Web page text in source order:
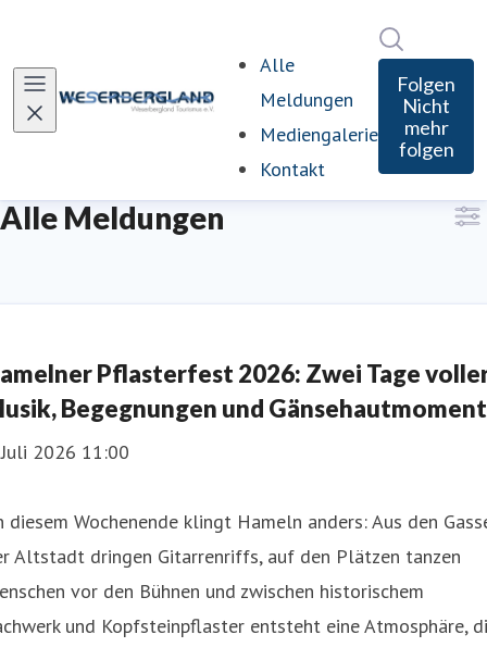
Alle
Meldungen
Mediengalerie
Kontakt
Folgen
Nicht
mehr
folgen
Alle Meldungen
Pflasterfest 2026: Zwei Tage
Begegnungen und
2026 11:00
diesem Wochenende klingt Hameln anders: Aus den
Altstadt dringen Gitarrenriffs, auf den Plätzen tanzen
vor den Bühnen und zwischen historischem
und Kopfsteinpflaster entsteht eine Atmosphäre,